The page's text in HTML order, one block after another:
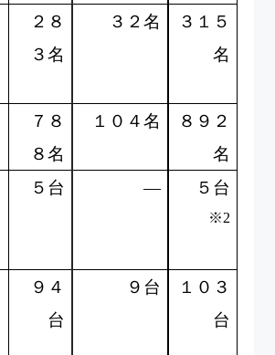
２８
３名
３２名
３１５
名
７８
８名
１０４名
８９２
名
５台 ― ５台
※2
９４
台
９台
１０３
台